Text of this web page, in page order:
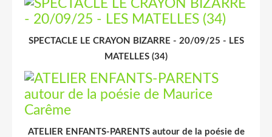
SPECTACLE LE CRAYON BIZARRE - 20/09/25 - LES
MATELLES (34)
ATELIER ENFANTS-PARENTS autour de la poésie de